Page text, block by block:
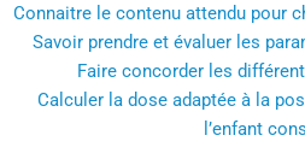
Connaitre le contenu attendu pour
Savoir prendre et évaluer les
Faire concorder les
Calculer la dose adaptée à la
l’enfant